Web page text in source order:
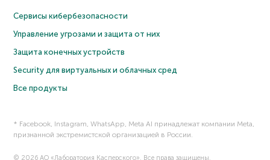
Сервисы кибербезопасности
Управление угрозами и защита от них
Защита конечных устройств
Security для виртуальных и облачных сред
Все продукты
* Facebook, Instagram, WhatsApp, Meta AI принадлежат компании Meta,
признанной экстремистской организацией в России.
© 2026 АО «Лаборатория Касперского». Все права защищены.